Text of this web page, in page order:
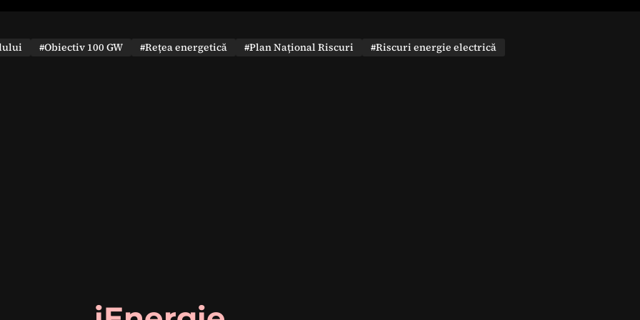
#Obiectiv 100 GW #Rețea energetică #Plan Național Riscuri
#Riscuri energie electrică